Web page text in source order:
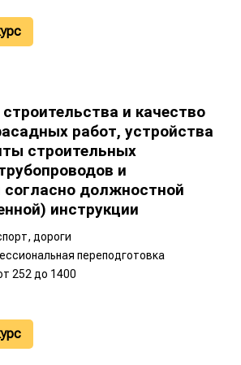
и качество
работ, устройства
строительных
и
согласно должностной
инструкции
дороги
переподготовка
252 до 1400